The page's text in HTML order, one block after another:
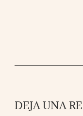
DEJA UNA